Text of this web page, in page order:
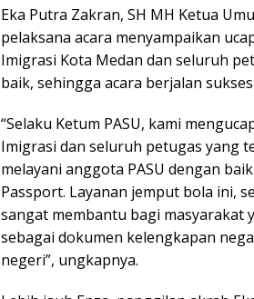
Eka Putra Zakran, SH MH Ketua
pelaksana acara menyampaikan
Imigrasi Kota Medan dan seluruh
baik, sehingga acara berjalan
“Selaku Ketum PASU, kami
Imigrasi dan seluruh petugas yang
melayani anggota PASU dengan
Passport. Layanan jemput bola ini,
sangat membantu bagi masyarakat
sebagai dokumen kelengkapan
negeri”, ungkapnya.